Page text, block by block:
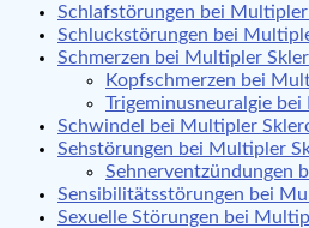
Schlafstörungen bei Multipler
Schluckstörungen bei
Schmerzen bei Multipler
Kopfschmerzen bei
Trigeminusneuralgie
Schwindel bei Multipler
Sehstörungen bei Multipler
Sehnerventzündungen
Sensibilitätsstörungen bei
Sexuelle Störungen bei